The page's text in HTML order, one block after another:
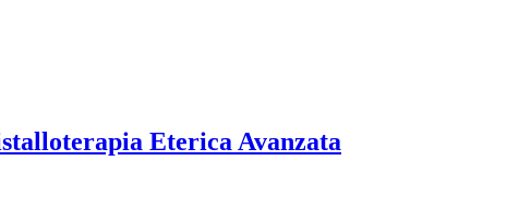
Eterica Avanzata